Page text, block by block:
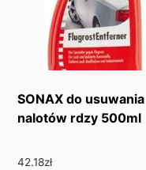
SONAX do usuwania
nalotów rdzy 500ml
42.18zł